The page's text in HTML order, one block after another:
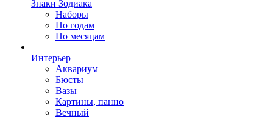
Знаки Зодиака
Наборы
По годам
По месяцам
Интерьер
Аквариум
Бюсты
Вазы
Картины, панно
Вечный